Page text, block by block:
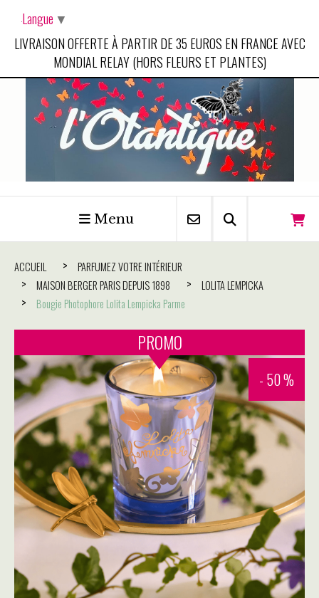
LIVRAISON OFFERTE À PARTIR DE 35 EUROS EN FRANCE AVEC
MONDIAL RELAY (HORS FLEURS ET PLANTES)
Menu
ACCUEIL
PARFUMEZ VOTRE INTÉRIEUR
MAISON BERGER PARIS DEPUIS 1898
LOLITA LEMPICKA
Bougie Photophore Lolita Lempicka Parme
PROMO
- 50 %
Langue ▼